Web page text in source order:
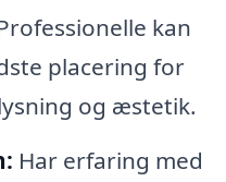
kan
placering for
og æstetik.
Har erfaring med